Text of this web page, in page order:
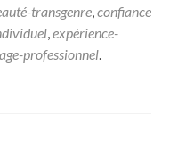
transgenre,confiance
,expérience-
professionnel.